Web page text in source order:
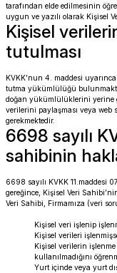
tarafından elde edilmesinin
uygun ve yazılı olarak Kişisel
Kişisel
tutulması
KVKK’nun 4. maddesi
tutma yükümlülüğü
doğan yükümlülüklerini yerine
verilerini paylaşması veya
gerekmektedir.
6698 sayılı
sahibinin
6698 sayılı KVKK
gereğince, Kişisel Veri
Veri Sahibi, Firmamıza (veri
Kişisel veri işlenip
Kişisel verileri
Kişisel verilerin işlenme
kullanılmadığını
Yurt içinde veya yurt